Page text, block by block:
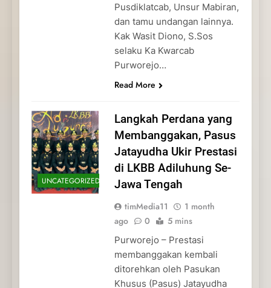
Pusdiklatcab, Unsur Mabiran,
dan tamu undangan lainnya.
Kak Wasit Diono, S.Sos
selaku Ka Kwarcab
Purworejo…
Read More
UNCATEGORIZED
Langkah Perdana yang
Membanggakan, Pasus
Jatayudha Ukir Prestasi
di LKBB Adiluhung Se-
Jawa Tengah
timMedia11
1 month
ago
0 5 mins
Purworejo – Prestasi
membanggakan kembali
ditorehkan oleh Pasukan
Khusus (Pasus) Jatayudha